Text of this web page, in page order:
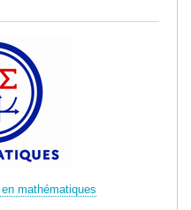
mathématiques